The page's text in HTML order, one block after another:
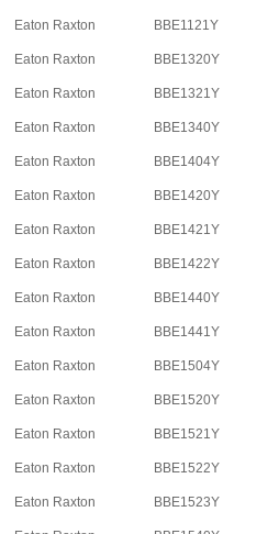
Eaton Raxton BBE1121Y
Eaton Raxton BBE1320Y
Eaton Raxton BBE1321Y
Eaton Raxton BBE1340Y
Eaton Raxton BBE1404Y
Eaton Raxton BBE1420Y
Eaton Raxton BBE1421Y
Eaton Raxton BBE1422Y
Eaton Raxton BBE1440Y
Eaton Raxton BBE1441Y
Eaton Raxton BBE1504Y
Eaton Raxton BBE1520Y
Eaton Raxton BBE1521Y
Eaton Raxton BBE1522Y
Eaton Raxton BBE1523Y